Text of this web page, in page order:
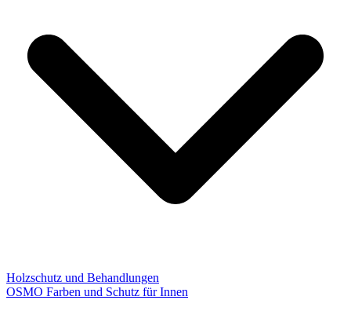
Holzschutz und Behandlungen
OSMO Farben und Schutz für Innen